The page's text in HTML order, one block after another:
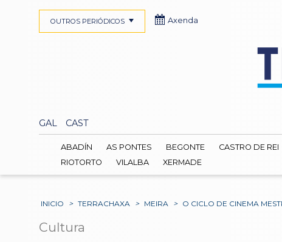
GAL CAST
OUTROS PERIÓDICOS Axenda
ABADÍN AS PONTES BEGONTE CASTRO DE REI
RIOTORTO
VILALBA XERMADE
INICIO > TERRACHAXA > MEIRA > O CICLO DE CINEMA
Cultura